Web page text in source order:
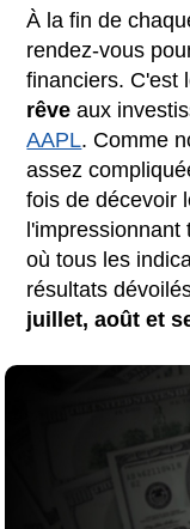
À la fin de
rendez-vous
financiers. C'est
rêve aux
AAPL. Comme
assez
fois de décevoir
l'impressionnant
où tous les
résultats
juillet, août et